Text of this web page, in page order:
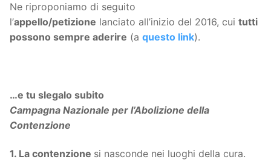
Ne riproponiamo di seguito
l’appello/petizione lanciato all’inizio del 2016, cui tutti
possono sempre aderire (a questo link).
…e tu slegalo subito
Campagna Nazionale per l’Abolizione della
Contenzione
1. La contenzione si nasconde nei luoghi della cura.